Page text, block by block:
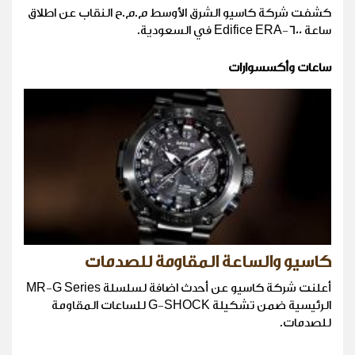
كشفت شركة كاسيو الشرق الأوسط م.م.ح النقاب عن اطلاق
ساعة Edifice ERA-600 في السعودية.
ساعات وأكسسوارات
كاسيو والساعة المقاومة للصدمات
أعلنت شركة كاسيو عن أحدث اضافة لسلسلة MR-G Series
الرئيسية ضمن تشكيلة G-SHOCK للساعات المقاومة
للصدمات.